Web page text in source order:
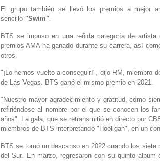
El grupo también se llevó los premios a mejor
sencillo "Swim".
BTS se impuso en una reñida categoría de
premios AMA ha ganado durante su carrera, así
otros.
"¡Lo hemos vuelto a conseguir!", dijo RM, miembro
de Las Vegas. BTS ganó el mismo premio en 2021.
"Nuestro mayor agradecimiento y gratitud, como
refiriéndose al nombre por el que se conocen los
años". La gala, que se retransmitió en directo por
miembros de BTS interpretando "Hooligan", en un
BTS se tomó un descanso en 2022 cuando los
del Sur. En marzo, regresaron con su quinto